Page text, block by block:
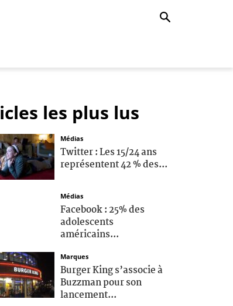
les plus lus
Médias
Twitter : Les 15/24 ans
représentent 42 % des...
Médias
Facebook : 25% des
adolescents
américains...
Marques
Burger King s’associe à
Buzzman pour son
lancement...